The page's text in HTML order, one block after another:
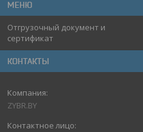
Отгрузочный документ и
сертификат
КОНТАКТЫ
ZYBR.BY